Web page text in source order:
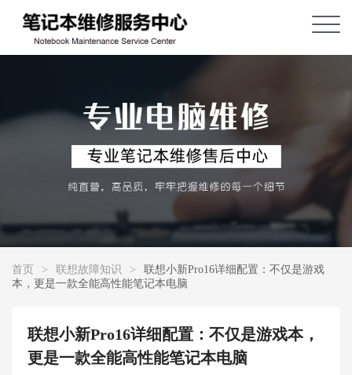
首页 > 联想故障知识 >
联想小新Pro16详细配置：不仅是游戏
本，更是一款全能高性能笔记本电脑
联想小新Pro16详细配置：不仅是游戏本，
更是一款全能高性能笔记本电脑